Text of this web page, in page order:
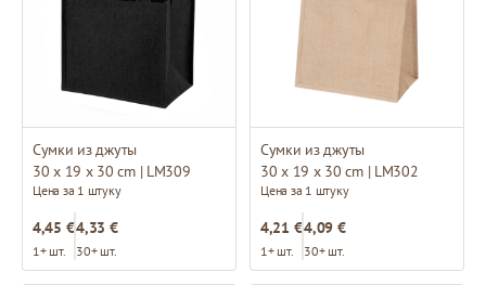
Сумки из джуты
30 x 19 x 30 cm | LM309
Цена за 1 штуку
4,45 €
1+ шт.
4,33 €
30+ шт.
Сумки из джуты
30 x 19 x 30 cm | LM302
Цена за 1 штуку
4,21 €
1+ шт.
4,09 €
30+ шт.